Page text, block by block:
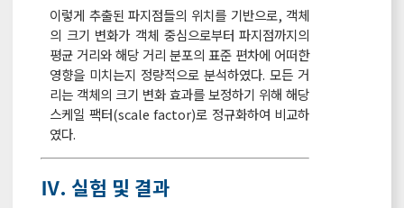
이렇게 추출된 파지점들의 위치를 기반으로, 객체
의 크기 변화가 객체 중심으로부터 파지점까지의
평균 거리와 해당 거리 분포의 표준 편차에 어떠한
영향을 미치는지 정량적으로 분석하였다. 모든 거
리는 객체의 크기 변화 효과를 보정하기 위해 해당
스케일 팩터(scale factor)로 정규화하여 비교하
였다.
Ⅳ. 실험 및 결과